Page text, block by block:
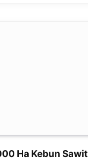
Ha Kebun Sawit